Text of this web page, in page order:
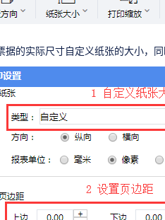
据的实际尺寸自定义纸张的大小，